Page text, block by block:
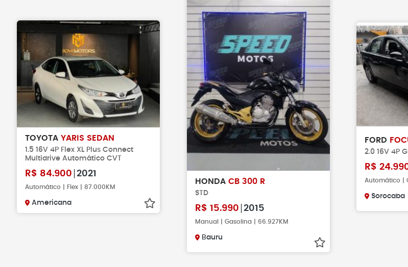
TOYOTAYARIS SEDAN
1.5 16V 4P Flex XL Plus Connect
Multidrive Automático CVT
R$ 84.900 2021
Automático | Flex | 87.000KM
Americana
HONDA CB 300 R
STD
R$ 15.990 2015
Manual | Gasolina | 66.927KM
Bauru
FORD
2.0 16V 4P
R$
Automático |
Sorocaba